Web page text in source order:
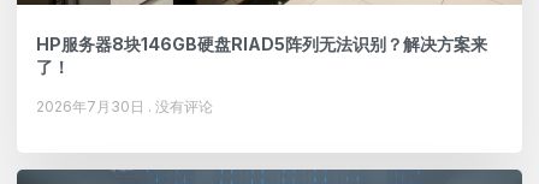
HP服务器8块146GB硬盘RIAD5阵列无法识别？解决方案来
了！
2026年7月30日 没有评论